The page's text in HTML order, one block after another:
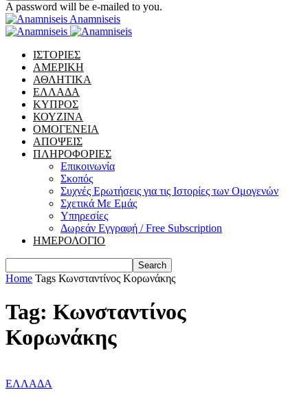
A password will be e-mailed to you.
Anamniseis
ΙΣΤΟΡΙΕΣ
ΑΜΕΡΙΚΗ
ΑΘΛΗΤΙΚΑ
ΕΛΛΑΔΑ
ΚΥΠΡΟΣ
ΚΟΥΖΙΝΑ
ΟΜΟΓΕΝΕΙΑ
ΑΠΟΨΕΙΣ
ΠΛΗΡΟΦΟΡΙΕΣ
Επικοινωνία
Σκοπός
Συχνές Ερωτήσεις για τις Ιστορίες των Ομογενών
Σχετικά Με Εμάς
Υπηρεσίες
Δωρεάν Εγγραφή / Free Subscription
ΗΜΕΡΟΛΟΓΙΟ
Home Tags Κωνσταντίνος Κορωνάκης
Tag: Κωνσταντίνος
Κορωνάκης
ΕΛΛΑΔΑ